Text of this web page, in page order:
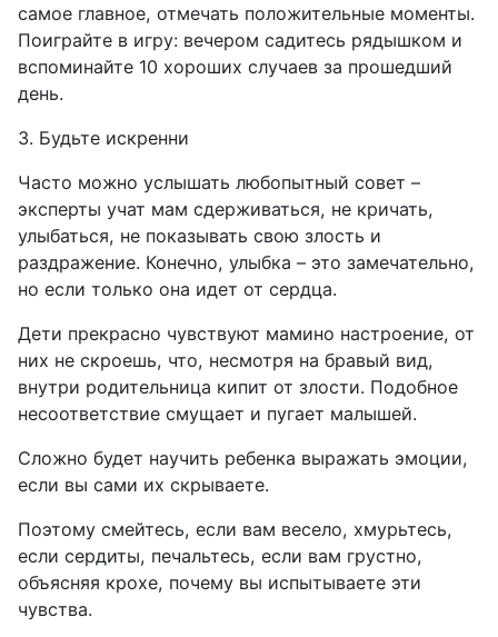
самое главное, отмечать положительные моменты.
Поиграйте в игру: вечером садитесь рядышком и
вспоминайте 10 хороших случаев за прошедший
день.
3. Будьте искренни
Часто можно услышать любопытный совет –
эксперты учат мам сдерживаться, не кричать,
улыбаться, не показывать свою злость и
раздражение. Конечно, улыбка – это замечательно,
но если только она идет от сердца.
Дети прекрасно чувствуют мамино настроение, от
них не скроешь, что, несмотря на бравый вид,
внутри родительница кипит от злости. Подобное
несоответствие смущает и пугает малышей.
Сложно будет научить ребенка выражать эмоции,
если вы сами их скрываете.
Поэтому смейтесь, если вам весело, хмурьтесь,
если сердиты, печальтесь, если вам грустно,
объясняя крохе, почему вы испытываете эти
чувства.